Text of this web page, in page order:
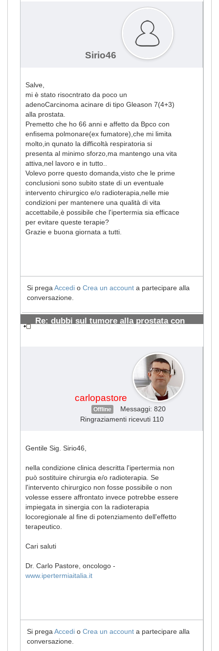
Sirio46
Salve,
mi è stato risocntrato da poco un
adenoCarcinoma acinare di tipo Gleason 7(4+3)
alla prostata.
Premetto che ho 66 anni e affetto da Bpco con
enfisema polmonare(ex fumatore),che mi limita
molto,in qunato la difficoltà respiratoria si
presenta al minimo sforzo,ma mantengo una vita
attiva,nel lavoro e in tutto..
Volevo porre questo domanda,visto che le prime
conclusioni sono subito state di un eventuale
intervento chirurgico e/o radioterapia,nelle mie
condizioni per mantenere una qualità di vita
accettabile,è possibile che l'ipertermia sia efficace
per evitare queste terapie?
Grazie e buona giornata a tutti.
Si prega Accedi o Crea un account a partecipare alla
conversazione.
Re: dubbi sul tumore alla prostata con
carlopastore
Offline
Messaggi: 820
Ringraziamenti ricevuti 110
Gentile Sig. Sirio46,
nella condizione clinica descritta l'ipertermia non
può sostituire chirurgia e/o radioterapia. Se
l'intervento chirurgico non fosse possibile o non
volesse essere affrontato invece potrebbe essere
impiegata in sinergia con la radioterapia
locoregionale al fine di potenziamento dell'effetto
terapeutico.
Cari saluti
Dr. Carlo Pastore, oncologo -
www.ipertermiaitalia.it
Si prega Accedi o Crea un account a partecipare alla
conversazione.